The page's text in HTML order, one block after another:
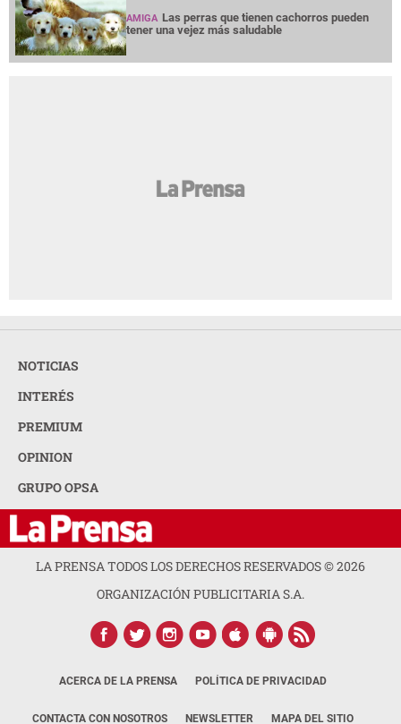
AMIGA Las perras que tienen cachorros pueden
tener una vejez más saludable
NOTICIAS
INTERÉS
PREMIUM
OPINION
GRUPO OPSA
LA PRENSA TODOS LOS DERECHOS RESERVADOS ©2026
ORGANIZACIÓN PUBLICITARIA S.A.
ACERCA DE LA PRENSA POLÍTICA DE PRIVACIDAD
CONTACTA CON NOSOTROS NEWSLETTER MAPA DEL SITIO